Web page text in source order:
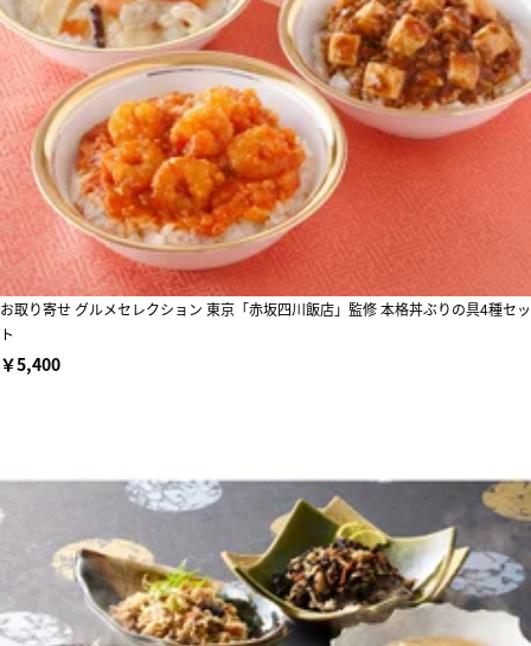
お取り寄せ グルメセレクション 東京「赤坂四川飯店」監修 本格丼ぶりの具4種セッ
ト
￥5,400